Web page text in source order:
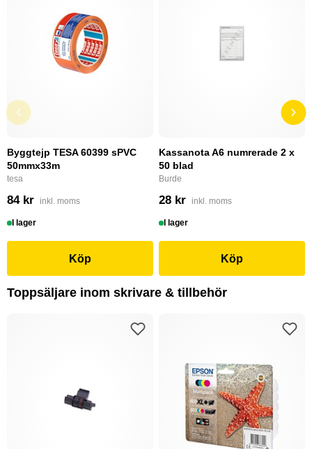
Byggtejp TESA 60399 sPVC
50mmx33m
tesa
84 kr inkl. moms
I lager
Köp
Kassanota A6 numrerade 2 x
50 blad
Burde
28 kr inkl. moms
I lager
Köp
Toppsäljare inom skrivare & tillbehör